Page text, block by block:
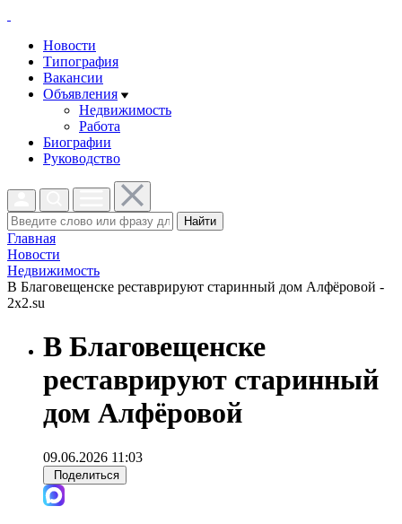
Новости
Типография
Вакансии
Объявления
Недвижимость
Работа
Биографии
Руководство
Найти
Главная
Новости
Недвижимость
В Благовещенске реставрируют старинный дом Алфёровой -
2x2.su
В Благовещенске
реставрируют старинный
дом Алфёровой
09.06.2026 11:03
Поделиться